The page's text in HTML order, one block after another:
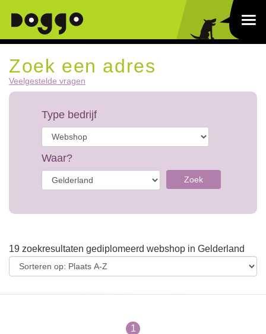
Zoek een adres
Veelgestelde vragen
Type bedrijf
Waar?
Zoek
19 zoekresultaten gediplomeerd webshop in Gelderland
1